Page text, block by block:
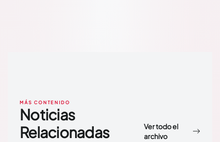
MÁS CONTENIDO
Noticias
Relacionadas
Ver todo el
archivo